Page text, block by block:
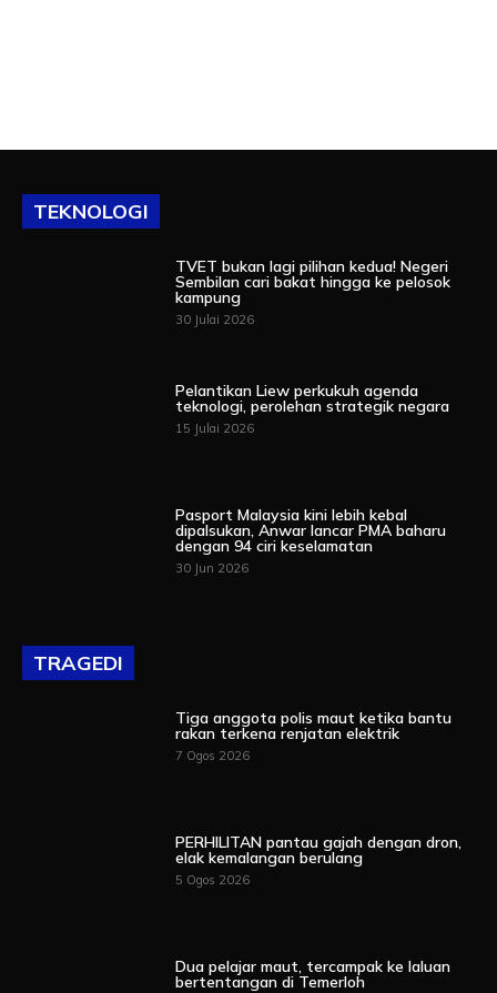
TEKNOLOGI
TVET bukan lagi pilihan kedua! Negeri
Sembilan cari bakat hingga ke pelosok
kampung
30 Julai 2026
Pelantikan Liew perkukuh agenda
teknologi, perolehan strategik negara
15 Julai 2026
Pasport Malaysia kini lebih kebal
dipalsukan, Anwar lancar PMA baharu
dengan 94 ciri keselamatan
30 Jun 2026
TRAGEDI
Tiga anggota polis maut ketika bantu
rakan terkena renjatan elektrik
7 Ogos 2026
PERHILITAN pantau gajah dengan dron,
elak kemalangan berulang
5 Ogos 2026
Dua pelajar maut, tercampak ke laluan
bertentangan di Temerloh